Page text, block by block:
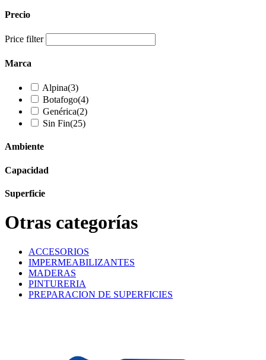
Precio
Price filter
Marca
Alpina(3)
Botafogo(4)
Genérica(2)
Sin Fin(25)
Ambiente
Capacidad
Superficie
Otras categorías
ACCESORIOS
IMPERMEABILIZANTES
MADERAS
PINTURERIA
PREPARACION DE SUPERFICIES